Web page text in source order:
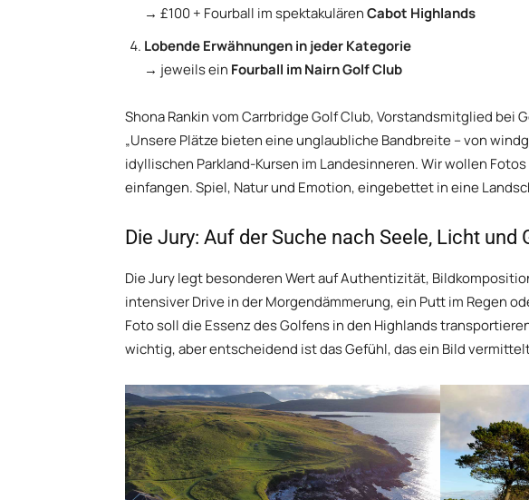
→ £100 + Fourball im spektakulärenCabot Highlands
Lobende Erwähnungen in jeder Kategorie
→ jeweils ein Fourball im Nairn Golf Club
Shona Rankin vom Carrbridge Golf Club, Vorstandsmitglied bei
„Unsere Plätze bieten eine unglaubliche Bandbreite – von
idyllischen Parkland-Kursen im Landesinneren. Wir wollen
einfangen. Spiel, Natur und Emotion, eingebettet in eine
Die Jury: Auf der Suche nach Seele, Licht und
Die Jury legt besonderen Wert auf Authentizität,
intensiver Drive in der Morgendämmerung, ein Putt im Regen
Foto soll die Essenz des Golfens in den Highlands
wichtig, aber entscheidend ist das Gefühl, das ein Bild